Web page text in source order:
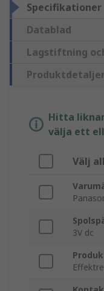
Specifikationer
Datablad
Lagstiftning
Hitta
välja ett
Välj
3V dc